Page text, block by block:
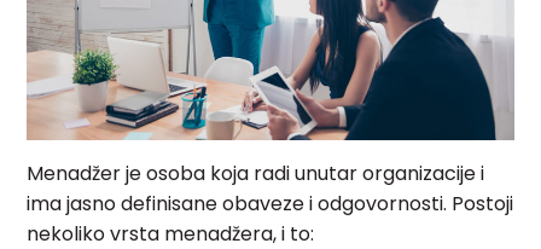
Menadžer je osoba koja radi unutar organizacije i
ima jasno definisane obaveze i odgovornosti. Postoji
nekoliko vrsta menadžera, i to: